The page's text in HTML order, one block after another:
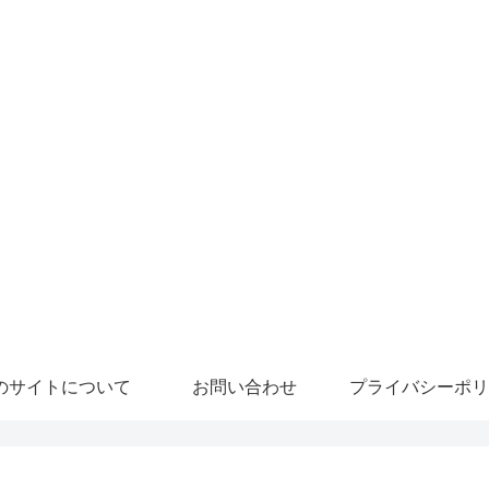
サイトについて お問い合わせ プライバシーポ